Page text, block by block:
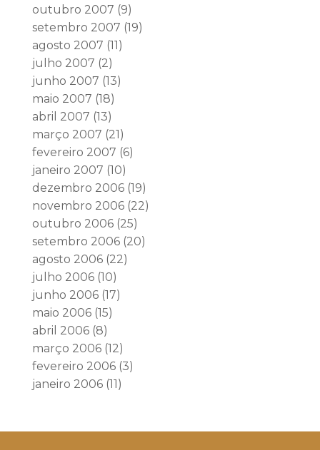
outubro 2007 (9)
setembro 2007 (19)
agosto 2007 (11)
julho 2007 (2)
junho 2007 (13)
maio 2007 (18)
abril 2007 (13)
março 2007 (21)
fevereiro 2007 (6)
janeiro 2007 (10)
dezembro 2006(19)
novembro 2006(22)
outubro 2006(25)
setembro 2006(20)
agosto 2006(22)
julho 2006(10)
junho 2006(17)
maio 2006(15)
abril 2006(8)
março 2006(12)
fevereiro 2006(3)
janeiro 2006(11)